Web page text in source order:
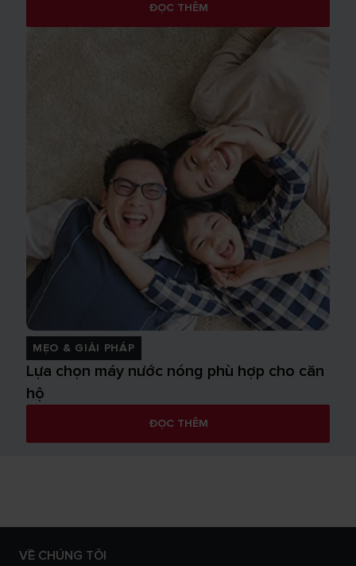
ĐỌC THÊM
MẸO & GIẢI PHÁP
Lựa chọn máy nước nóng phù hợp cho căn
hộ
ĐỌC THÊM
VỀ CHÚNG TÔI